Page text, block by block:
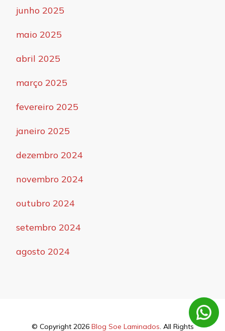
junho 2025
maio 2025
abril 2025
março 2025
fevereiro 2025
janeiro 2025
dezembro 2024
novembro 2024
outubro 2024
setembro 2024
agosto 2024
© Copyright 2026 Blog Soe Laminados. All Rights